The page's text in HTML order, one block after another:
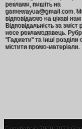
реклами, пишіть на
gamewayua@gmail.com.
відповідаємо на цікаві
Відповідальність за зміст
несе рекламодавець.
"Гаджети" та інші розділи
містити промо-матеріали.